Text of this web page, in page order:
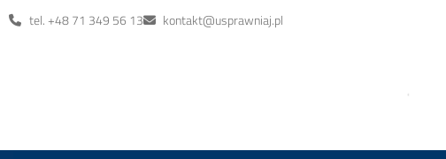
tel. +48 71 349 56 13 kontakt@usprawniaj.pl